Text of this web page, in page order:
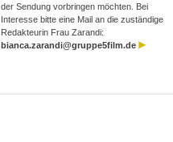
der Sendung vorbringen möchten. Bei
Interesse bitte eine Mail an die zuständige
Redakteurin Frau Zarandi:
bianca.zarandi@gruppe5film.de